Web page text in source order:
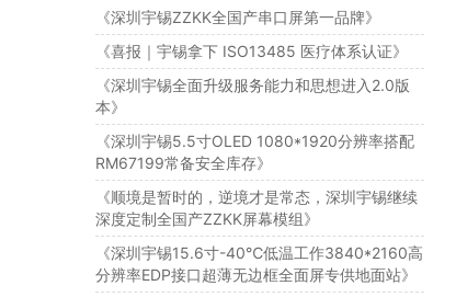
《深圳宇锡ZZKK全国产串口屏第一品牌》
《喜报｜宇锡拿下 ISO13485 医疗体系认证》
《深圳宇锡全面升级服务能力和思想进入2.0版
本》
《深圳宇锡5.5寸OLED 1080*1920分辨率搭配
RM67199常备安全库存》
《顺境是暂时的，逆境才是常态，深圳宇锡继续
深度定制全国产ZZKK屏幕模组》
《深圳宇锡15.6寸-40℃低温工作3840*2160高
分辨率EDP接口超薄无边框全面屏专供地面站》